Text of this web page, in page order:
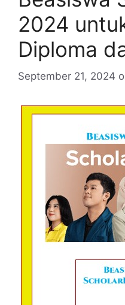
2024
Diploma
September 21, 2024